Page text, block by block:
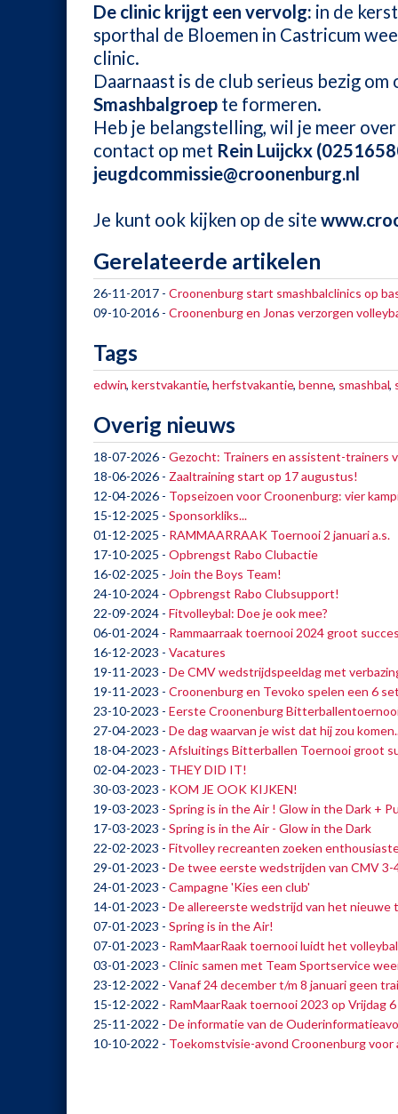
De clinic krijgt een vervolg: in de
sporthal de Bloemen in Castricum
clinic.
Daarnaast is de club serieus bezig
Smashbalgroep te formeren.
Heb je belangstelling, wil je meer
contact op met Rein Luijckx
jeugdcommissie@croonenburg.nl
Je kunt ook kijken op de site
Gerelateerde artikelen
26-11-2017 - Croonenburg start smashbalclinics op
09-10-2016 - Croonenburg en Jonas verzorgen
Tags
edwin, kerstvakantie, herfstvakantie, benne, smashbal,
Overig nieuws
18-07-2026 - Gezocht: Trainers en assistent-trainers
18-06-2026 - Zaaltraining start op 17 augustus!
12-04-2026 - Topseizoen voor Croonenburg: vier
15-12-2025 - Sponsorkliks...
01-12-2025 - RAMMAARRAAK Toernooi 2 januari a.s.
17-10-2025 - Opbrengst Rabo Clubactie
16-02-2025 - Join the Boys Team!
24-10-2024 - Opbrengst Rabo Clubsupport!
22-09-2024 - Fitvolleybal: Doe je ook mee?
06-01-2024 - Rammaarraak toernooi 2024 groot
16-12-2023 - Vacatures
19-11-2023 - De CMV wedstrijdspeeldag met
19-11-2023 - Croonenburg en Tevoko spelen een 6
23-10-2023 - Eerste Croonenburg
27-04-2023 - De dag waarvan je wist dat hij zou
18-04-2023 - Afsluitings Bitterballen Toernooi groot
02-04-2023 - THEY DID IT!
30-03-2023 - KOM JE OOK KIJKEN!
19-03-2023 - Spring is in the Air ! Glow in the Dark +
17-03-2023 - Spring is in the Air - Glow in the Dark
22-02-2023 - Fitvolley recreanten zoeken
29-01-2023 - De twee eerste wedstrijden van CMV 3-
24-01-2023 - Campagne 'Kies een club'
14-01-2023 - De allereerste wedstrijd van het nieuwe
07-01-2023 - Spring is in the Air!
07-01-2023 - RamMaarRaak toernooi luidt het
03-01-2023 - Clinic samen met Team Sportservice
23-12-2022 - Vanaf 24 december t/m 8 januari geen
15-12-2022 - RamMaarRaak toernooi 2023 op Vrijdag
25-11-2022 - De informatie van de
10-10-2022 - Toekomstvisie-avond Croonenburg voor